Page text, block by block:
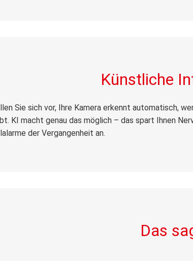
Künstliche
Sie sich vor, Ihre Kamera erkennt automatisch,
KI macht genau das möglich – das spart Ihnen
der Vergangenheit an.
Das